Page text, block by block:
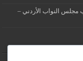
مجلس النواب الأردني –